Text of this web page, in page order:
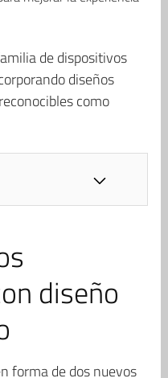
de dispositivos
diseños
como
diseño
forma de dos nuevos